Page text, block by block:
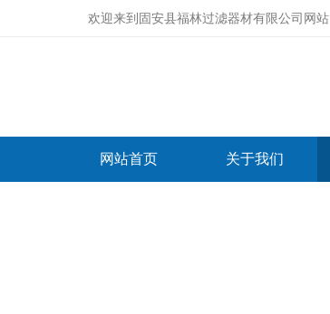
欢迎来到 固安县福林过滤器材有限公司网站
网站首页 关于我们